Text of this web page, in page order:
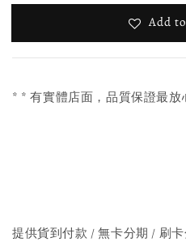
Add
* * 有實體店面，品質保證最放
提供貨到付款 / 無卡分期 / 刷卡